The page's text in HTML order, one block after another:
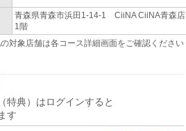
青森県青森市浜田1-14-1 CiiNA CiiNA青森店
1階
対象店舗は各コース詳細画面をご確認ください
特典）はログインすると
す